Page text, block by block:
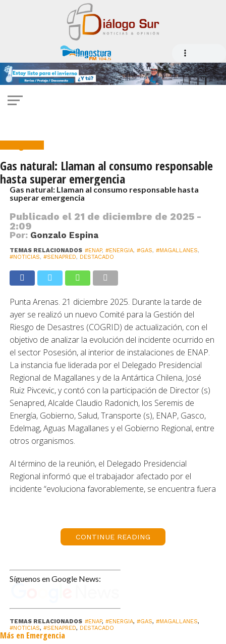
Emergencia
Gas natural: Llaman al consumo responsable
hasta superar emergencia
Gas natural: Llaman al consumo responsable hasta
superar emergencia
Publicado el 21 de diciembre de 2025 -
2:09
Por: Gonzalo Espina
TEMAS RELACIONADOS #ENAP, #ENERGIA, #GAS, #MAGALLANES,
#NOTICIAS, #SENAPRED, DESTACADO
Punta Arenas. 21 diciembre 2025. Durante la tarde de
ayer se realizó un nuevo Comité para la Gestión del
Riesgo de Desastres (COGRID) de actualización, con el
objetivo de analizar la evolución del incidente ocurrido en
el sector Posesión, al interior de instalaciones de ENAP.
La instancia fue liderada por el Delegado Presidencial
Regional de Magallanes y de la Antártica Chilena, José
Ruiz Pivcevic, y contó con la participación de Director (s)
Senapred, Alcalde Claudio Radonich, los Seremis de
Energía, Gobierno, Salud, Transporte (s), ENAP, Gasco,
Edelmag, Aguas Magallanes y el Gobierno Regional, entre
otros organismos.
Al término de la reunión, el Delegado Presidencial
Regional informó que el trabajador afectado por el
incidente “evoluciona favorablemente, se encuentra fuera
en observación clínica. Asimismo, confirmó que no
existen vías ni infraestructuras críticas comprometidas
Respecto del suministro energético, la autoridad regional
prácticamente equilibrado entre suministro y consumo,
proyectándose para mañana el restablecimiento del
suministro habitual en la región”. No obstante, precisó
CONTINUE READING
Síguenos en Google News:
TEMAS RELACIONADOS #ENAP, #ENERGIA, #GAS, #MAGALLANES,
#NOTICIAS, #SENAPRED, DESTACADO
Más en Emergencia